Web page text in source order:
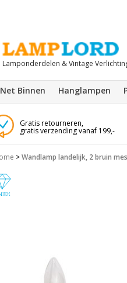
Lamponderdelen & Vintage
Net Binnen Hanglampen
Gratis retourneren,
gratis verzending vanaf 199,-
>Wandlamp landelijk, 2 bruin